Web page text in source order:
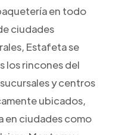
en todo
ciudades
Estafeta se
los rincones del
y centros
ubicados,
ciudades como